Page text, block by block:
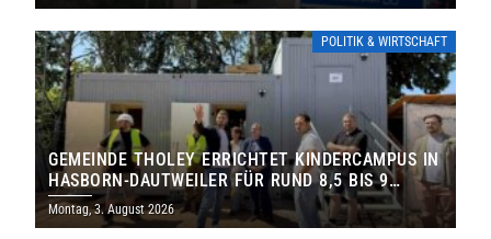
POLITIK & WIRTSCHAFT
GEMEINDE THOLEY ERRICHTET KINDERCAMPUS IN
HASBORN-DAUTWEILER FÜR RUND 8,5 BIS 9
MILLIONEN EURO
Montag, 3. August 2026